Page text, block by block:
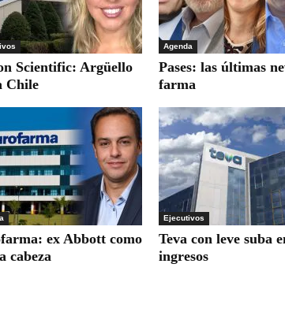
Scientific: Argüello
Chile
Agenda
Pases: las últimas
farma
ex Abbott como
cabeza
Ejecutivos
Teva con leve suba
ingresos